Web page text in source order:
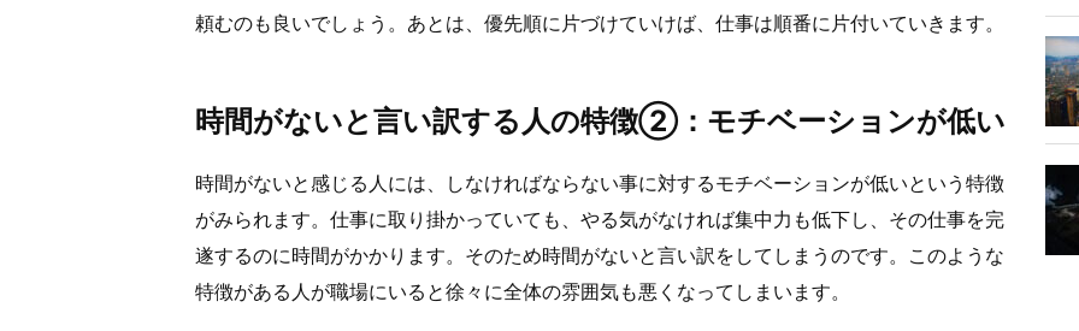
頼むのも良いでしょう。あとは、優先順に片づけていけば、仕事は順番に片付いていきます。
時間がないと言い訳する人の特徴②：モチベーションが低い
時間がないと感じる人には、しなければならない事に対するモチベーションが低いという特徴
がみられます。仕事に取り掛かっていても、やる気がなければ集中力も低下し、その仕事を完
遂するのに時間がかかります。そのため時間がないと言い訳をしてしまうのです。このような
特徴がある人が職場にいると徐々に全体の雰囲気も悪くなってしまいます。